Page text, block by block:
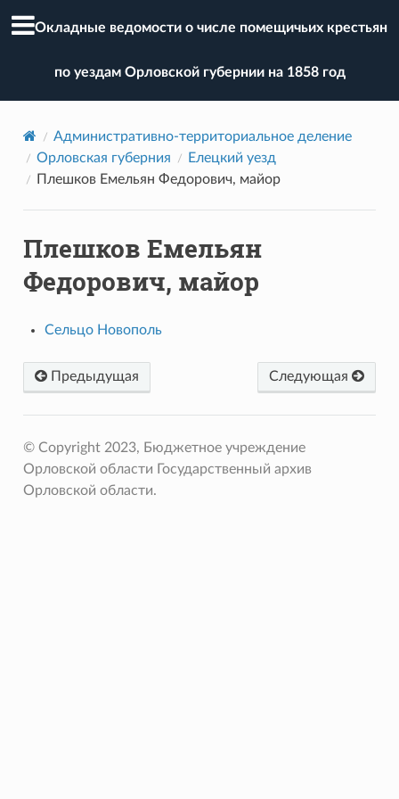
Окладные ведомости о числе помещичьих крестьян
по уездам Орловской губернии на 1858 год
Административно-территориальное деление
Орловская губерния
Елецкий уезд
Плешков Емельян Федорович, майор
Плешков Емельян
Федорович, майор
Сельцо Новополь
Предыдущая Следующая
© Copyright 2023, Бюджетное учреждение
Орловской области Государственный архив
Орловской области.